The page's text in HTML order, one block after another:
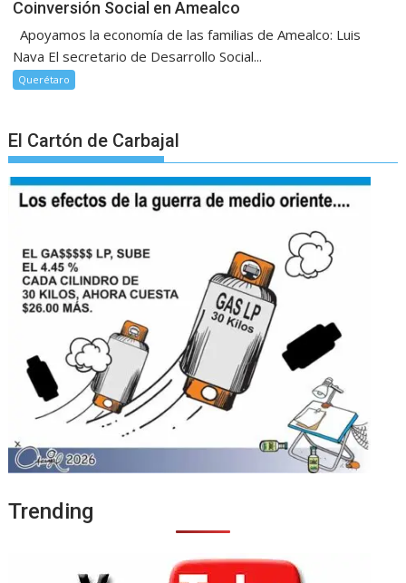
Coinversión Social en Amealco
Apoyamos la economía de las familias de Amealco: Luis
Nava El secretario de Desarrollo Social...
Querétaro
El Cartón de Carbajal
Trending